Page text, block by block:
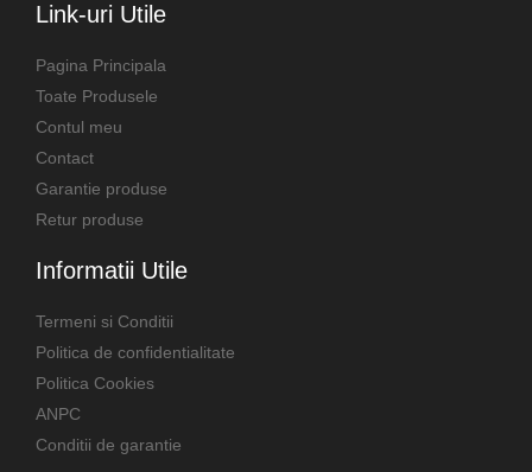
Link-uri Utile
Pagina Principala
Toate Produsele
Contul meu
Contact
Garantie produse
Retur produse
Informatii Utile
Termeni si Conditii
Politica de confidentialitate
Politica Cookies
ANPC
Conditii de garantie